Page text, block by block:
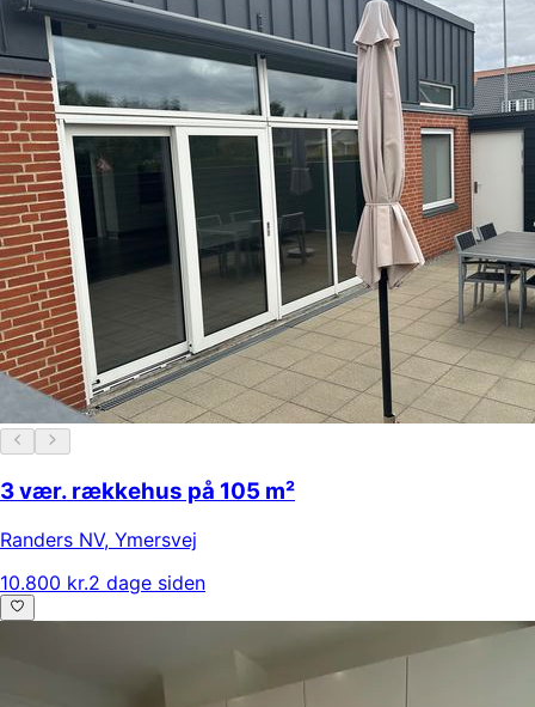
3 vær. rækkehus på 105 m²
Randers NV, Ymersvej
10.800 kr.2 dage siden